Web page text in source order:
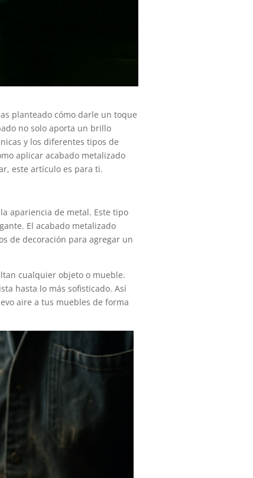
planteado cómo darle un toque
no solo aporta un brillo
y los diferentes tipos de
aplicar acabado metalizado
este artículo es para ti.
apariencia de metal. Este tipo
El acabado metalizado
de decoración para agregar un
cualquier objeto o mueble.
hasta lo más sofisticado. Así
aire a tus muebles de forma